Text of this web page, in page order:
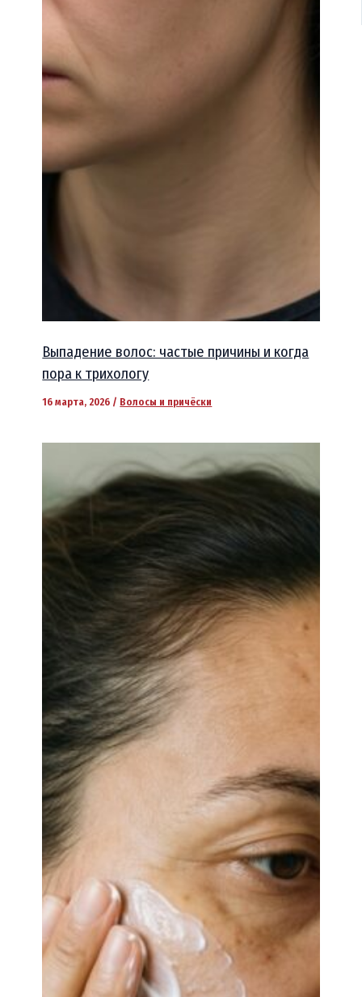
Выпадение волос: частые причины и когда
пора к трихологу
16 марта, 2026 / Волосы и причёски